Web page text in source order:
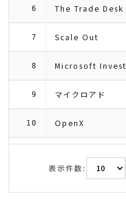
6 The Trade Desk
7 Scale Out
8 Microsoft Invest
9 マイクロアド
10 OpenX
表示件数: